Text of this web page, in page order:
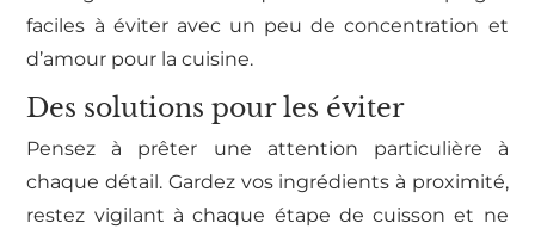
faciles à éviter avec un peu de concentration et
d’amour pour la cuisine.
Des solutions pour les éviter
Pensez à prêter une attention particulière à
chaque détail. Gardez vos ingrédients à proximité,
restez vigilant à chaque étape de cuisson et ne